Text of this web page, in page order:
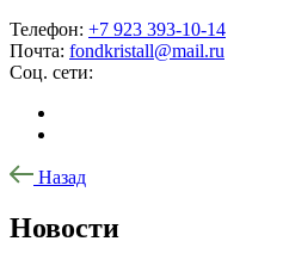
Телефон: +7 923 393-10-14
Почта: fondkristall@mail.ru
Соц. сети:
Назад
Новости